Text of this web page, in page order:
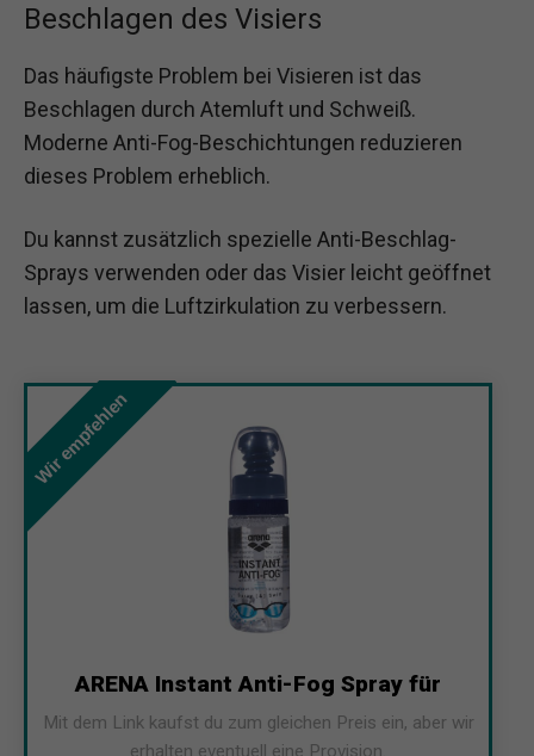
Beschlagen des Visiers
Das häufigste Problem bei Visieren ist das
Beschlagen durch Atemluft und Schweiß.
Moderne Anti-Fog-Beschichtungen reduzieren
dieses Problem erheblich.
Du kannst zusätzlich spezielle Anti-Beschlag-
Sprays verwenden oder das Visier leicht geöffnet
lassen, um die Luftzirkulation zu verbessern.
Wir empfehlen
ARENA Instant Anti-Fog Spray für
Mit dem Link kaufst du zum gleichen Preis ein, aber wir
erhalten eventuell eine Provision.